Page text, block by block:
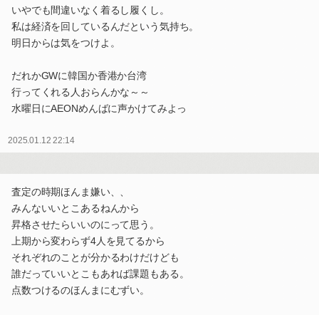
いやでも間違いなく着るし履くし。
私は経済を回しているんだという気持ち。
明日からは気をつけよ。
だれかGWに韓国か香港か台湾
行ってくれる人おらんかな～～
水曜日にAEONめんばに声かけてみよっ
2025.01.12 22:14
査定の時期ほんま嫌い、、
みんないいとこあるねんから
昇格させたらいいのにって思う。
上期から変わらず4人を見てるから
それぞれのことが分かるわけだけども
誰だっていいとこもあれば課題もある。
点数つけるのほんまにむずい。